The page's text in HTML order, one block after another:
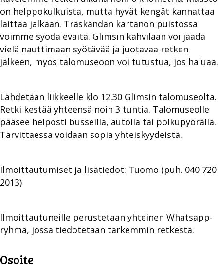
on helppokulkuista, mutta hyvät kengät kannattaa
laittaa jalkaan. Träskändan kartanon puistossa
voimme syödä eväitä. Glimsin kahvilaan voi jäädä
vielä nauttimaan syötävää ja juotavaa retken
jälkeen, myös talomuseoon voi tutustua, jos haluaa.
Lähdetään liikkeelle klo 12.30 Glimsin talomuseolta.
Retki kestää yhteensä noin 3 tuntia. Talomuseolle
pääsee helposti busseilla, autolla tai polkupyörällä.
Tarvittaessa voidaan sopia yhteiskyydeistä.
Ilmoittautumiset ja lisätiedot: Tuomo (puh. 040 720
2013)
Ilmoittautuneille perustetaan yhteinen Whatsapp-
ryhmä, jossa tiedotetaan tarkemmin retkestä.
Osoite